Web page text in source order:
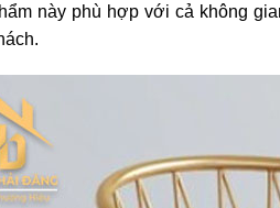
này phù hợp với cả không